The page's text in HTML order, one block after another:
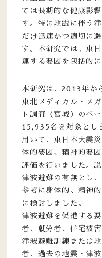
ては長期的な健康影
す。特に地震に伴う
だけ迅速かつ適切に
す。本研究では、東
連する要因を包括的
本研究は、2013年か
東北メディカル・メ
ト調査（宮城）のベ
15,935名を対象とし
用いて、東日本大震
体的要因、精神的要
評価を行いました。
津波避難の有無とし
参考に身体的、精神
に検討しました。
津波避難を促進する
者、就労者、住宅被
津波避難訓練または
者、過去の地震・津